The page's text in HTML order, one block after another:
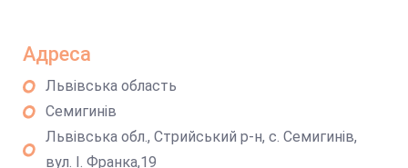
Адреса
Львівська область
Семигинів
Львівська обл., Стрийський р-н, с. Семигинів,
вул. І. Франка,19